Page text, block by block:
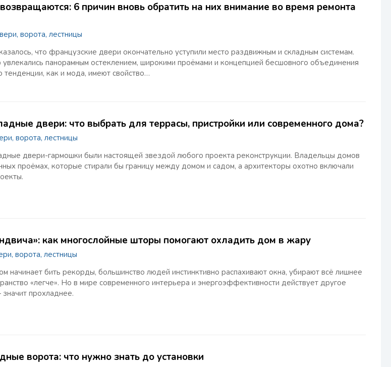
6 причин вновь обратить на них внимание во время ремонта
ворота, лестницы
что французские двери окончательно уступили место раздвижным и складным системам.
панорамным остеклением, широкими проёмами и концепцией бесшовного объединения
как и мода, имеют свойство…
двери: что выбрать для террасы, пристройки или современного дома?
ворота, лестницы
двери-гармошки были настоящей звездой любого проекта реконструкции. Владельцы домов
проёмах, которые стирали бы границу между домом и садом, а архитекторы охотно включали
как многослойные шторы помогают охладить дом в жару
ворота, лестницы
начинает бить рекорды, большинство людей инстинктивно распахивают окна, убирают всё лишнее
«легче». Но в мире современного интерьера и энергоэффективности действует другое
прохладнее.
ворота: что нужно знать до установки